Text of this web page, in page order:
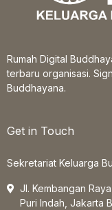
Rumah Digital
terbaru organisasi.
Buddhayana.
Get in Touch
Sekretariat Keluarga
Jl. Kembangan
Puri Indah, Jakarta